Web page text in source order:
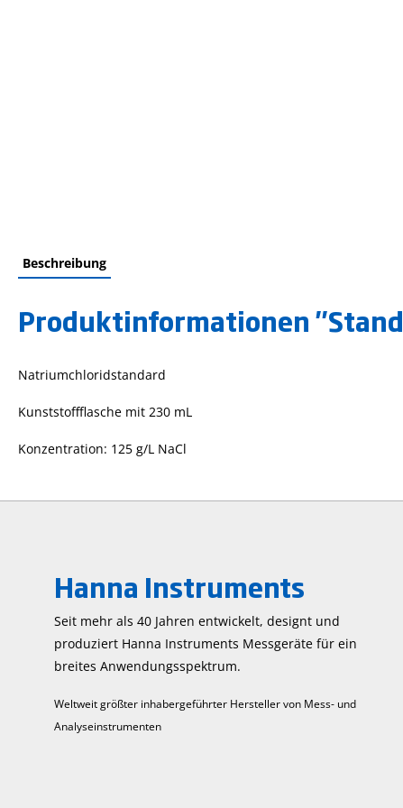
Beschreibung
Produktinformationen
Natriumchloridstandard
Kunststoffflasche mit 230 mL
Konzentration: 125 g/L NaCl
Hanna Instruments
Seit mehr als 40 Jahren entwickelt, designt und
produziert Hanna Instruments Mess­geräte für ein
breites Anwendungs­spektrum.
Weltweit größter inhabergeführter Hersteller von Mess- und
Analyseinstrumenten